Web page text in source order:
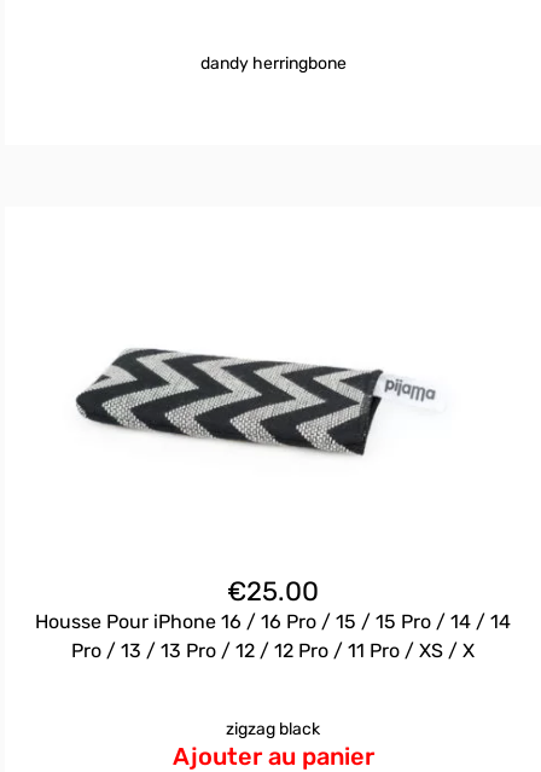
dandy herringbone
€25.00
Housse Pour iPhone 16 / 16 Pro / 15 / 15 Pro / 14 / 14
Pro / 13 / 13 Pro / 12 / 12 Pro / 11 Pro / XS / X
zigzag black
Ajouter au panier